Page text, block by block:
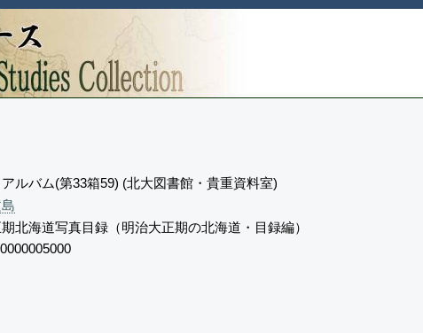
ルバム(第33箱59) (北大図書館・貴重資料室)
北海道写真目録（明治大正期の北海道・目録編）